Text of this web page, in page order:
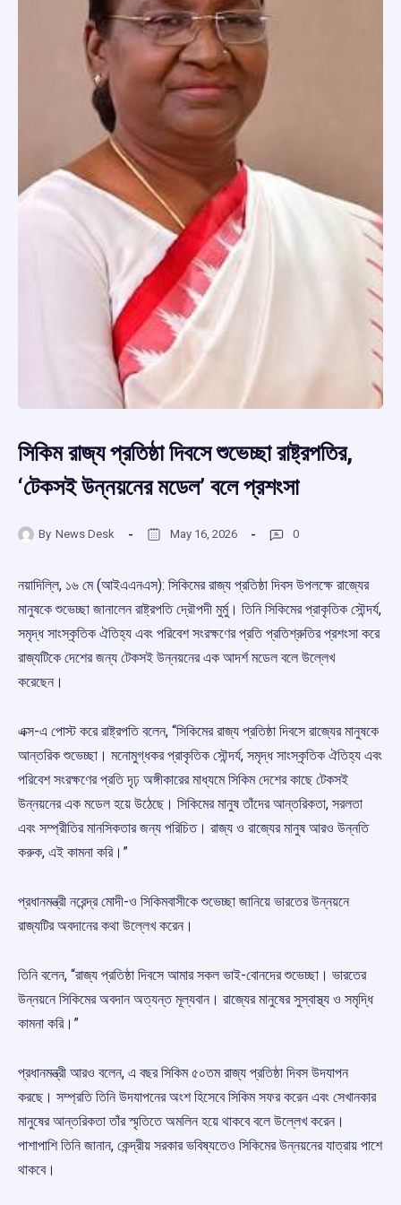
সিকিম রাজ্য প্রতিষ্ঠা দিবসে শুভেচ্ছা রাষ্ট্রপতির,
‘টেকসই উন্নয়নের মডেল’ বলে প্রশংসা
By News Desk May 16, 2026 0
নয়াদিল্লি, ১৬ মে (আইএএনএস): সিকিমের রাজ্য প্রতিষ্ঠা দিবস উপলক্ষে রাজ্যের
মানুষকে শুভেচ্ছা জানালেন রাষ্ট্রপতি দ্রৌপদী মুর্মু। তিনি সিকিমের প্রাকৃতিক সৌন্দর্য,
সমৃদ্ধ সাংস্কৃতিক ঐতিহ্য এবং পরিবেশ সংরক্ষণের প্রতি প্রতিশ্রুতির প্রশংসা করে
রাজ্যটিকে দেশের জন্য টেকসই উন্নয়নের এক আদর্শ মডেল বলে উল্লেখ
করেছেন।
এক্স-এ পোস্ট করে রাষ্ট্রপতি বলেন, “সিকিমের রাজ্য প্রতিষ্ঠা দিবসে রাজ্যের মানুষকে
আন্তরিক শুভেচ্ছা। মনোমুগ্ধকর প্রাকৃতিক সৌন্দর্য, সমৃদ্ধ সাংস্কৃতিক ঐতিহ্য এবং
পরিবেশ সংরক্ষণের প্রতি দৃঢ় অঙ্গীকারের মাধ্যমে সিকিম দেশের কাছে টেকসই
উন্নয়নের এক মডেল হয়ে উঠেছে। সিকিমের মানুষ তাঁদের আন্তরিকতা, সরলতা
এবং সম্প্রীতির মানসিকতার জন্য পরিচিত। রাজ্য ও রাজ্যের মানুষ আরও উন্নতি
করুক, এই কামনা করি।”
প্রধানমন্ত্রী নরেন্দ্র মোদী-ও সিকিমবাসীকে শুভেচ্ছা জানিয়ে ভারতের উন্নয়নে
রাজ্যটির অবদানের কথা উল্লেখ করেন।
তিনি বলেন, “রাজ্য প্রতিষ্ঠা দিবসে আমার সকল ভাই-বোনদের শুভেচ্ছা। ভারতের
উন্নয়নে সিকিমের অবদান অত্যন্ত মূল্যবান। রাজ্যের মানুষের সুস্বাস্থ্য ও সমৃদ্ধি
কামনা করি।”
প্রধানমন্ত্রী আরও বলেন, এ বছর সিকিম ৫০তম রাজ্য প্রতিষ্ঠা দিবস উদযাপন
করছে। সম্প্রতি তিনি উদযাপনের অংশ হিসেবে সিকিম সফর করেন এবং সেখানকার
মানুষের আন্তরিকতা তাঁর স্মৃতিতে অমলিন হয়ে থাকবে বলে উল্লেখ করেন।
পাশাপাশি তিনি জানান, কেন্দ্রীয় সরকার ভবিষ্যতেও সিকিমের উন্নয়নের যাত্রায় পাশে
থাকবে।